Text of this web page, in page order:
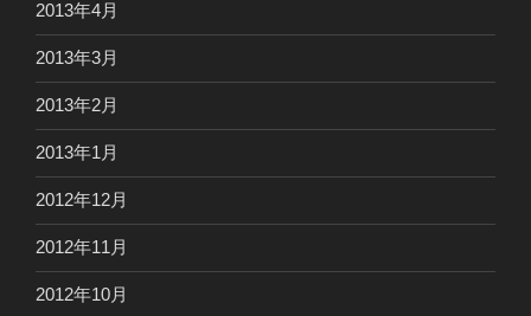
2013年4月
2013年3月
2013年2月
2013年1月
2012年12月
2012年11月
2012年10月